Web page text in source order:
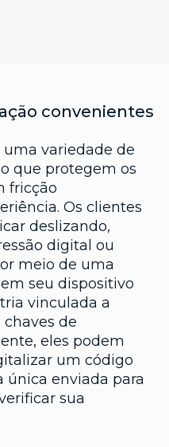
convenientes
uma variedade de
que protegem os
fricção
Os clientes
deslizando,
digital ou
meio de uma
seu dispositivo
vinculada a
de
eles podem
um código
única enviada para
sua